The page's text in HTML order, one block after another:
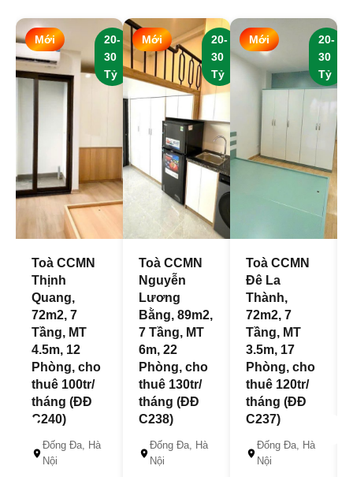
Mới
20-
30
Tỷ
Toà CCMN
Thịnh
Quang,
72m2, 7
Tầng, MT
4.5m, 12
Phòng, cho
thuê 100tr/
tháng (ĐĐ
C240)
Đống Đa, Hà
Nội
Mới
20-
30
Tỷ
Toà CCMN
Nguyễn
Lương
Bằng, 89m2,
7 Tầng, MT
6m, 22
Phòng, cho
thuê 130tr/
tháng (ĐĐ
C238)
Đống Đa, Hà
Nội
Mới
20-
30
Tỷ
Toà CCMN
Đê La
Thành,
72m2, 7
Tầng, MT
3.5m, 17
Phòng, cho
thuê 120tr/
tháng (ĐĐ
C237)
Đống Đa, Hà
Nội